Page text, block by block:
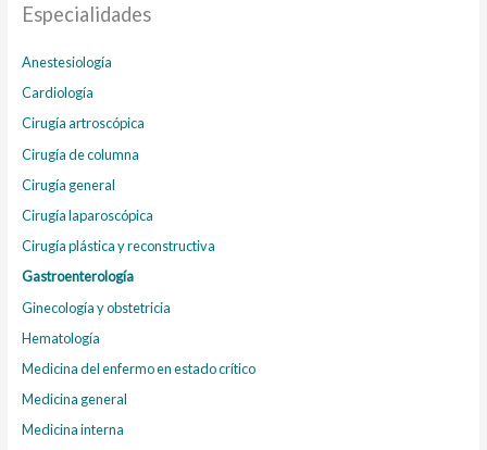
Especialidades
Anestesiología
Cardiología
Cirugía artroscópica
Cirugía de columna
Cirugía general
Cirugía laparoscópica
Cirugía plástica y reconstructiva
Gastroenterología
Ginecología y obstetricia
Hematología
Medicina del enfermo en estado crítico
Medicina general
Medicina interna